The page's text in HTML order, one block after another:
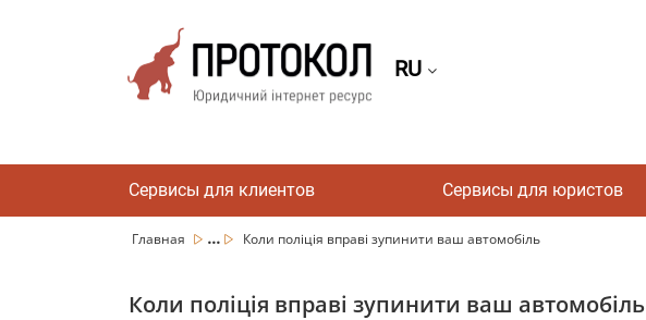
RU
Сервисы для клиентов Сервисы для юристов
Главная ... Коли поліція вправі зупинити ваш автомобіль
Коли поліція вправі зупинити ваш автомобіль